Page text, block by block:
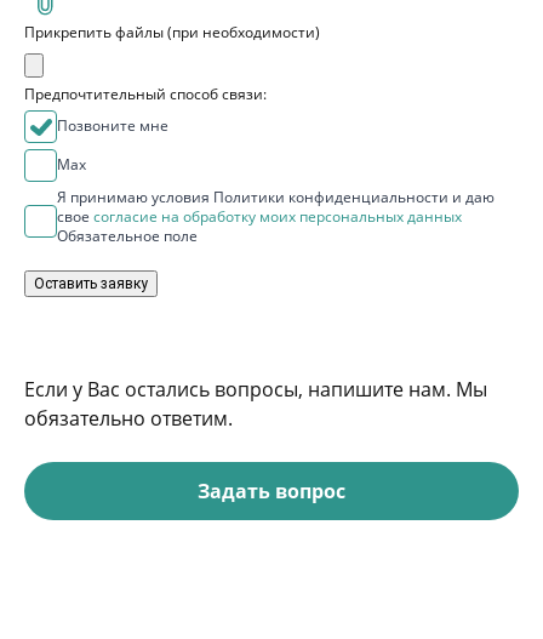
Прикрепить файлы (при необходимости)
Предпочтительный способ связи:
Позвоните мне
Max
Я принимаю условия Политики конфиденциальности и даю
свое согласие на обработку моих персональных данных
Обязательное поле
Оставить заявку
Если у Вас остались вопросы, напишите нам. Мы
обязательно ответим.
Задать вопрос